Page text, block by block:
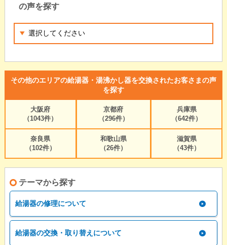
の声を探す
その他のエリアの給湯器・湯沸かし器を交換されたお客さまの声
を探す
大阪府
（1043件）
京都府
（296件）
兵庫県
（642件）
奈良県
（102件）
和歌山県
（26件）
滋賀県
（43件）
テーマから探す
給湯器の修理について
給湯器の交換・取り替えについて